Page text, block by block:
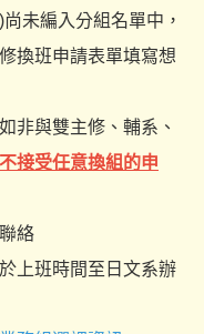
未編入分組名單中，
換班申請表單填寫想
非與雙主修、輔系、
不接受任意換組的申
聯絡
於上班時間至日文系辦